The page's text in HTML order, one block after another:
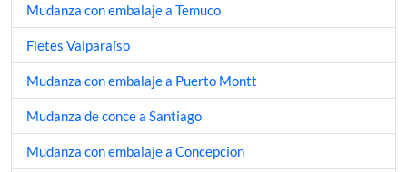
Mudanza con embalaje a Temuco
Fletes Valparaíso
Mudanza con embalaje a Puerto Montt
Mudanza de conce a Santiago
Mudanza con embalaje a Concepcion